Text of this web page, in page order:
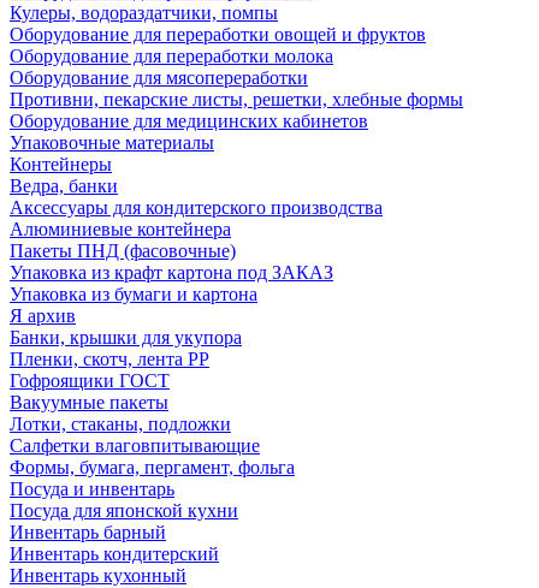
Кулеры, водораздатчики, помпы
Оборудование для переработки овощей и фруктов
Оборудование для переработки молока
Оборудование для мясопереработки
Противни, пекарские листы, решетки, хлебные формы
Оборудование для медицинских кабинетов
Упаковочные материалы
Контейнеры
Ведра, банки
Аксессуары для кондитерского производства
Алюминиевые контейнера
Пакеты ПНД (фасовочные)
Упаковка из крафт картона под ЗАКАЗ
Упаковка из бумаги и картона
Я архив
Банки, крышки для укупора
Пленки, скотч, лента РР
Гофроящики ГОСТ
Вакуумные пакеты
Лотки, стаканы, подложки
Салфетки влаговпитывающие
Формы, бумага, пергамент, фольга
Посуда и инвентарь
Посуда для японской кухни
Инвентарь барный
Инвентарь кондитерский
Инвентарь кухонный